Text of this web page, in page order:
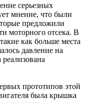
серьезных
мнение, что были
предложили
моторного отсека. В
как больше места
давление на
прототипов этой
была крышка